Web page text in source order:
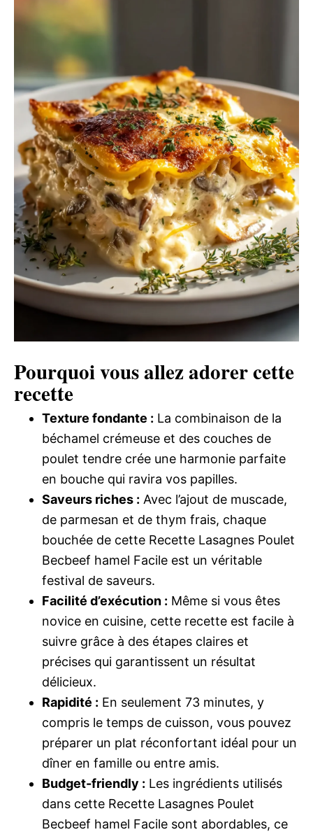
Pourquoi vous allez adorer cette
recette
Texture fondante : La combinaison de la
béchamel crémeuse et des couches de
poulet tendre crée une harmonie parfaite
en bouche qui ravira vos papilles.
Saveurs riches : Avec l’ajout de muscade,
de parmesan et de thym frais, chaque
bouchée de cette Recette Lasagnes Poulet
Becbeef hamel Facile est un véritable
festival de saveurs.
Facilité d’exécution : Même si vous êtes
novice en cuisine, cette recette est facile à
suivre grâce à des étapes claires et
précises qui garantissent un résultat
délicieux.
Rapidité : En seulement 73 minutes, y
compris le temps de cuisson, vous pouvez
préparer un plat réconfortant idéal pour un
dîner en famille ou entre amis.
Budget-friendly : Les ingrédients utilisés
dans cette Recette Lasagnes Poulet
Becbeef hamel Facile sont abordables, ce